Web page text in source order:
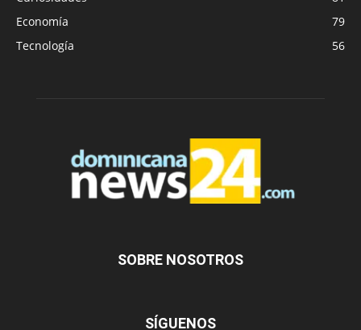
Economía
79
Tecnología
56
SOBRE NOSOTROS
SÍGUENOS